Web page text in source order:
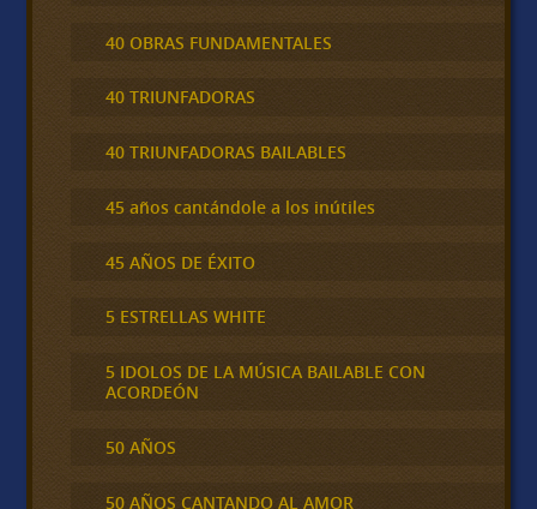
40 OBRAS FUNDAMENTALES
40 TRIUNFADORAS
40 TRIUNFADORAS BAILABLES
45 años cantándole a los inútiles
45 AÑOS DE ÉXITO
5 ESTRELLAS WHITE
5 IDOLOS DE LA MÚSICA BAILABLE CON
ACORDEÓN
50 AÑOS
50 AÑOS CANTANDO AL AMOR